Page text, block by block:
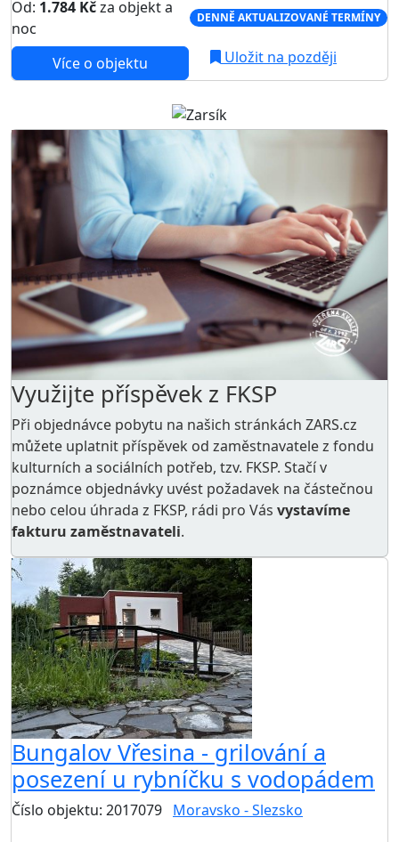
Od: 1.784 Kčza objekt a
noc
DENNĚ AKTUALIZOVANÉ TERMÍNY
Více o objektu Uložit na později
Využijte příspěvek z FKSP
Při objednávce pobytu na našich stránkách ZARS.cz
můžete uplatnit příspěvek od zaměstnavatele z fondu
kulturních a sociálních potřeb, tzv. FKSP. Stačí v
poznámce objednávky uvést požadavek na částečnou
nebo celou úhrada z FKSP, rádi pro Vás vystavíme
fakturu zaměstnavateli.
Bungalov Vřesina - grilování a
posezení u rybníčku s vodopádem
Číslo objektu: 2017079 Moravsko - Slezsko